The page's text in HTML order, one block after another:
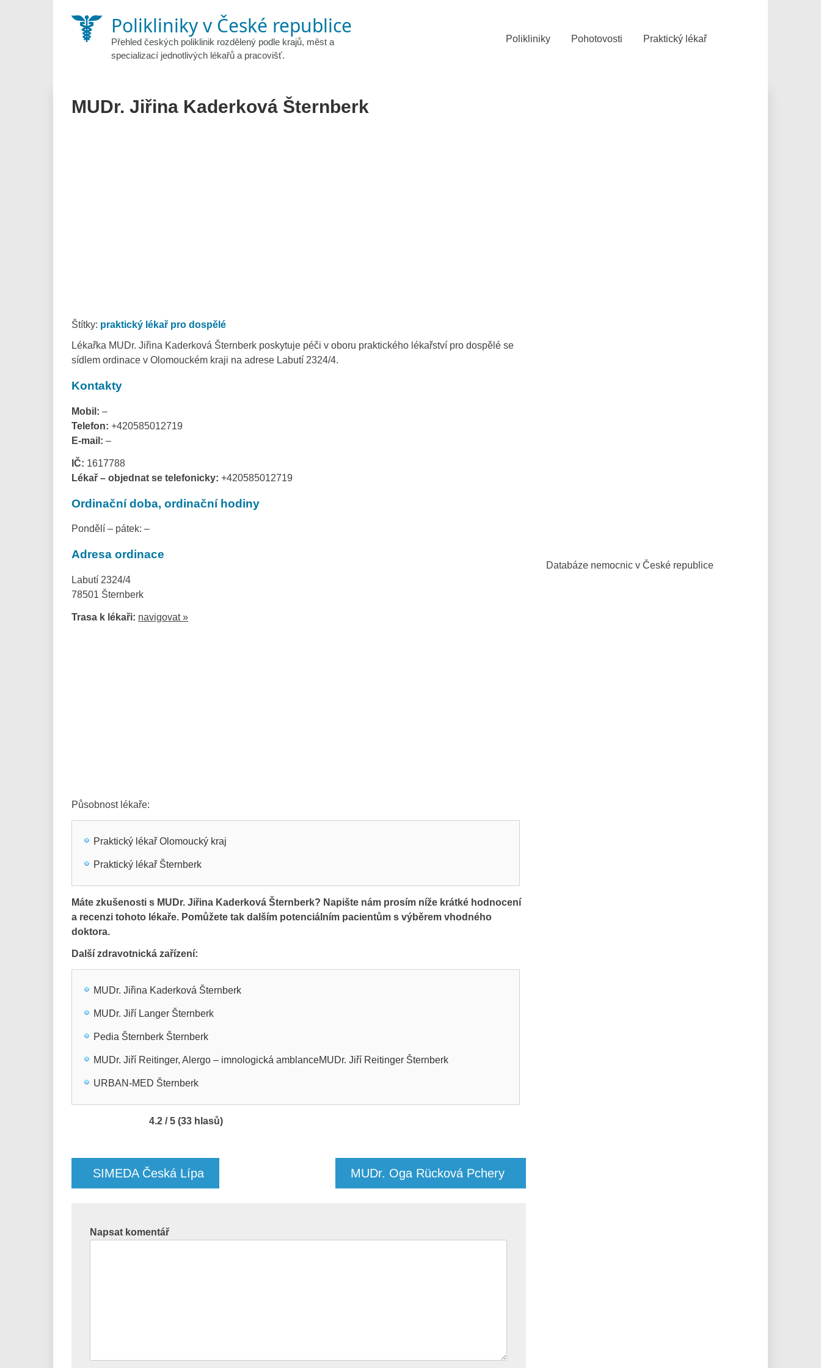
Polikliniky v České republice
Přehled českých poliklinik rozdělený podle krajů, měst a
specializací jednotlivých lékařů a pracovišť.
Polikliniky Pohotovosti Praktický lékař
MUDr. Jiřina Kaderková Šternberk
Štítky: praktický lékař pro dospělé
Lékařka MUDr. Jiřina Kaderková Šternberk poskytuje péči v oboru praktického lékařství pro dospělé se
sídlem ordinace v Olomouckém kraji na adrese Labutí 2324/4.
Kontakty
Mobil: –
Telefon: +420585012719
E-mail: –
IČ: 1617788
Lékař – objednat se telefonicky: +420585012719
Ordinační doba, ordinační hodiny
Pondělí – pátek: –
Adresa ordinace
Labutí 2324/4
78501 Šternberk
Trasa k lékaři: navigovat »
Působnost lékaře:
Praktický lékař Olomoucký kraj
Praktický lékař Šternberk
Máte zkušenosti s MUDr. Jiřina Kaderková Šternberk? Napište nám prosím níže krátké hodnocení
a recenzi tohoto lékaře. Pomůžete tak dalším potenciálním pacientům s výběrem vhodného
doktora.
Další zdravotnická zařízení:
MUDr. Jiřina Kaderková Šternberk
MUDr. Jiří Langer Šternberk
Pedia Šternberk Šternberk
MUDr. Jiří Reitinger, Alergo – imnologická amblanceMUDr. Jiří Reitinger Šternberk
URBAN-MED Šternberk
4.2 / 5 (33 hlasů)
příspěvek
SIMEDA Česká Lípa MUDr. Oga Rücková Pchery
Napsat komentář
Databáze nemocnic v České republice